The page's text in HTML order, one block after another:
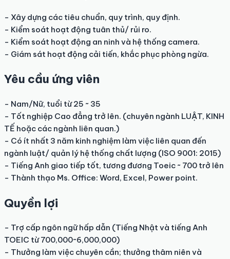
- Xây dựng các tiêu chuẩn, quy trình, quy định.
- Kiểm soát hoạt động tuân thủ/ rủi ro.
- Kiểm soát hoạt động an ninh và hệ thống camera.
- Giám sát hoạt động cải tiến, khắc phục phòng ngừa.
Yêu cầu ứng viên
- Nam/Nữ, tuổi từ 25 ~ 35
- Tốt nghiệp Cao đẳng trở lên. (chuyên ngành LUẬT, KINH
TẾ hoặc các ngành liên quan.)
- Có ít nhất 3 năm kinh nghiệm làm việc liên quan đến
ngành luật/ quản lý hệ thống chất lượng (ISO 9001: 2015)
- Tiếng Anh giao tiếp tốt, tương đương Toeic ~ 700 trở lên
- Thành thạo Ms. Office: Word, Excel, Power point.
Quyền lợi
- Trợ cấp ngôn ngữ hấp dẫn (Tiếng Nhật và tiếng Anh
TOEIC từ 700,000~6,000,000)
- Thưởng làm việc chuyên cần; thưởng thâm niên và